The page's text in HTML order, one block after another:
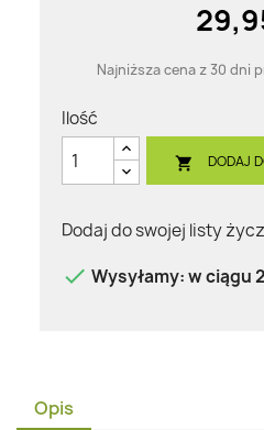
Najniższa cena z 30 dni
Ilość
 DODAJ
Dodaj do swojej listy
 Wysyłamy: w ciągu
Opis